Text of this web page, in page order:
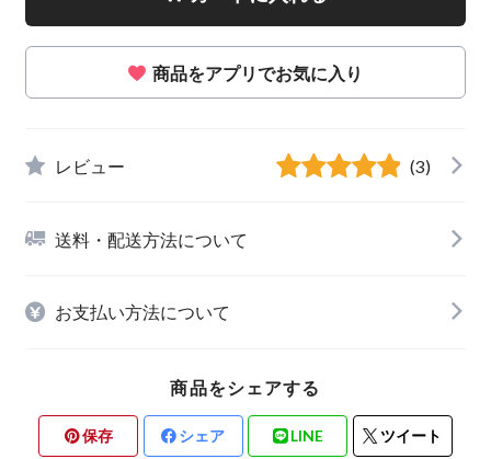
商品をアプリでお気に入り
レビュー (3)
送料・配送方法について
お支払い方法について
商品をシェアする
保存 シェア LINE ツイート